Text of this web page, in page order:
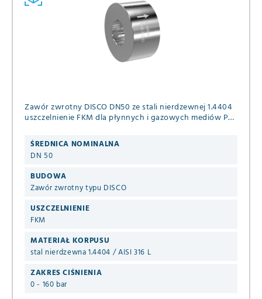
Zawór zwrotny DISCO DN50 ze stali nierdzewnej 1.4404
uszczelnienie FKM dla płynnych i gazowych mediów PN
B1ŚREDNICA NOMINALNA
DN 50
BUDOWA
Zawór zwrotny typu DISCO
USZCZELNIENIE
FKM
MATERIAŁ KORPUSU
stal nierdzewna 1.4404 / AISI 316 L
ZAKRES CIŚNIENIA
0 - 160 bar